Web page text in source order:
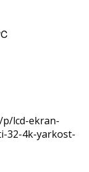
lcd-ekran-
32-4k-yarkost-